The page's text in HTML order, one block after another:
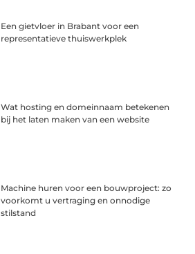
Een gietvloer in Brabant voor een
representatieve thuiswerkplek
Wat hosting en domeinnaam betekenen
bij het laten maken van een website
Machine huren voor een bouwproject: zo
voorkomt u vertraging en onnodige
stilstand